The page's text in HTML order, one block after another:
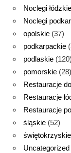
Noclegi łódzkie
Noclegi
opolskie (37)
podkarpackie
podlaskie (120)
pomorskie (28)
Restauracje
Restauracje
Restauracje
śląskie (52)
świętokrzyskie
Uncategorized